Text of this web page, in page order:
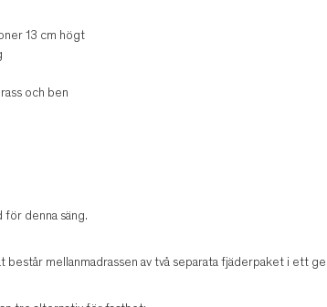
13 cm högt
och ben
för denna säng.
mellanmadrassen av två separata fjäderpaket i ett